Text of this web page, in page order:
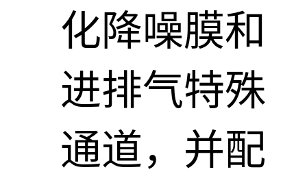
化降噪膜和
进排气特殊
通道，并配